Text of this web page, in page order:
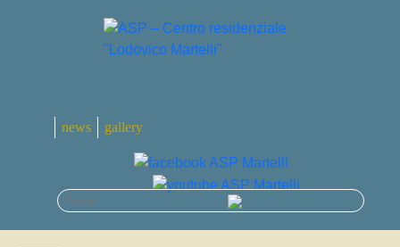
news gallery